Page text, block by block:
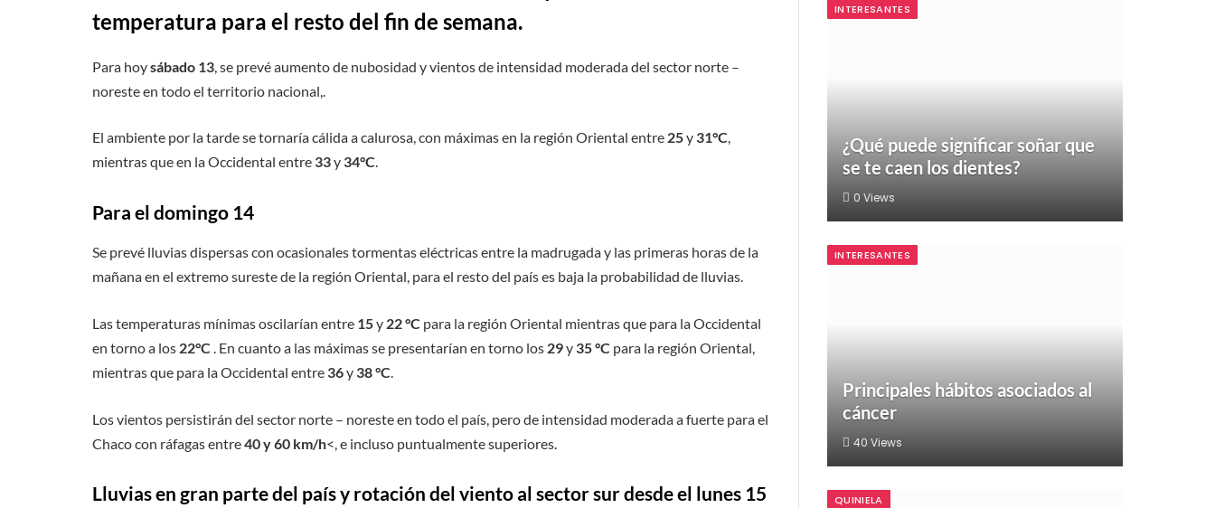
temperatura para el resto del fin de semana.
Para hoysábado 13 , se prevé aumento de nubosidad y vientos de intensidad moderada del sector norte –
noreste en todo el territorio nacional,.
El ambiente por la tarde se tornaría cálida a calurosa, con máximas en la región Oriental entre 25y 31°C,
mientras que en la Occidental entre 33y 34°C.
Para el domingo 14
Se prevé lluvias dispersas con ocasionales tormentas eléctricas entre la madrugada y las primeras horas de la
mañana en el extremo sureste de la región Oriental, para el resto del país es baja la probabilidad de lluvias.
Las temperaturas mínimas oscilarían entre 15y 22 °C para la región Oriental mientras que para la Occidental
en torno a los 22°C . En cuanto a las máximas se presentarían en torno los 29y 35 °C para la región Oriental,
mientras que para la Occidental entre 36y 38 °C.
Los vientos persistirán del sector norte – noreste en todo el país, pero de intensidad moderada a fuerte para el
Chaco con ráfagas entre40 y 60 km/h<, e incluso puntualmente superiores.
Lluvias en gran parte del país y rotación del viento al sector sur desde el lunes 15
INTERESANTES
¿Qué puede significar soñar que
se te caen los dientes?
0 Views
INTERESANTES
Principales hábitos asociados al
cáncer
40 Views
QUINIELA